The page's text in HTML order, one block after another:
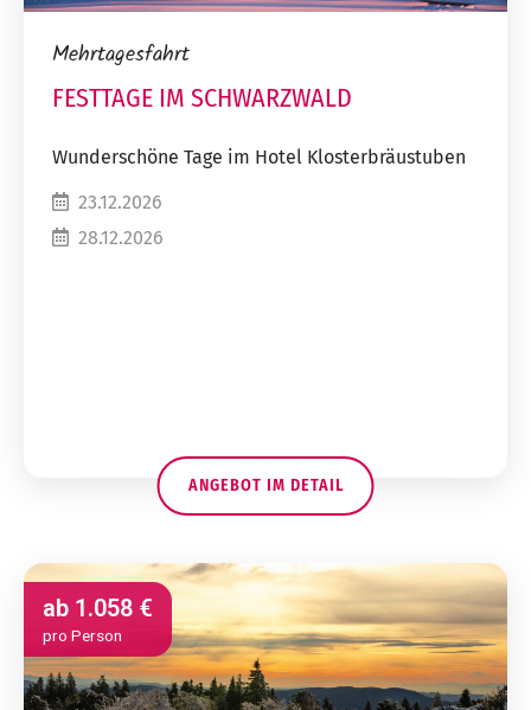
Mehrtagesfahrt
FESTTAGE IM SCHWARZWALD
Wunderschöne Tage im Hotel Klosterbräustuben
23.12.2026
28.12.2026
ANGEBOT IM DETAIL
ab 1.058 €
pro Person